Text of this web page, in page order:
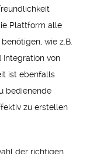
Plattform alle
wie z.B.
Integration von
ist ebenfalls
bedienende
zu erstellen
der richtigen